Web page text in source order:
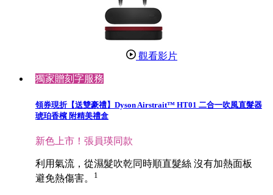
觀看影片
獨家贈刻字服務
領券現折【送雙豪禮】Dyson Airstrait™ HT01 二合一吹風直髮器
琥珀香檳 附精美禮盒
新色上市！張員瑛同款
利用氣流，從濕髮吹乾同時順直髮絲 沒有加熱面板
避免熱傷害。
1